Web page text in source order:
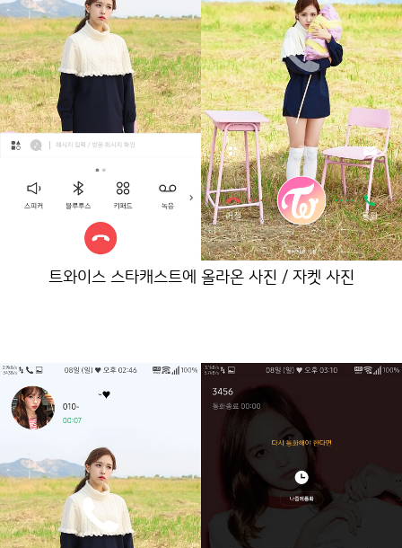
트와이스 스타캐스트에 올라온 사진 / 자켓 사진